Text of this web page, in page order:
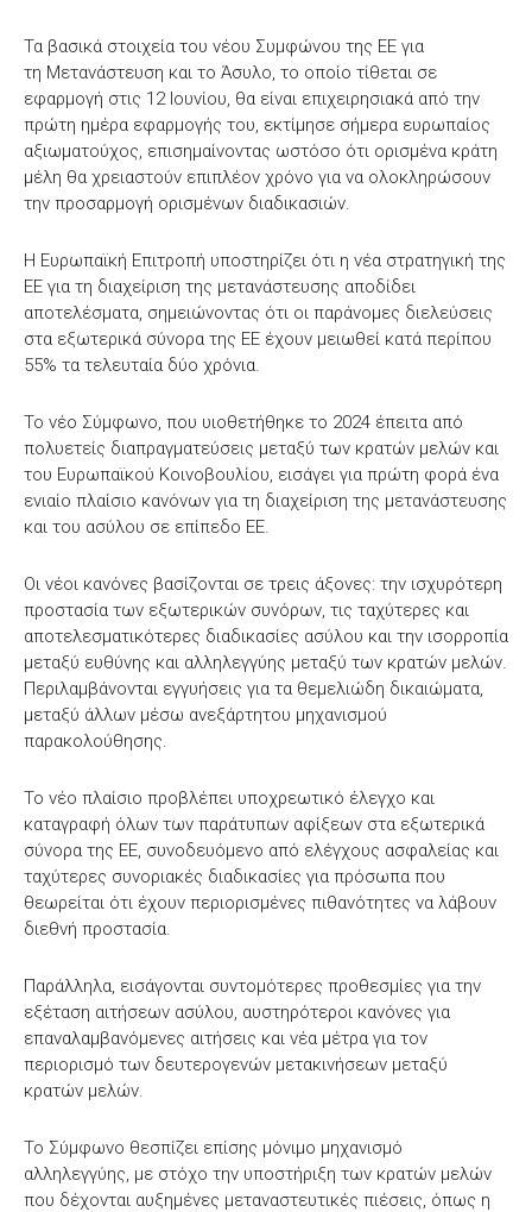
Τα βασικά στοιχεία του νέου Συμφώνου της ΕΕ για
τη Μετανάστευση και το Άσυλο, το οποίο τίθεται σε
εφαρμογή στις 12 Ιουνίου, θα είναι επιχειρησιακά από την
πρώτη ημέρα εφαρμογής του, εκτίμησε σήμερα ευρωπαίος
αξιωματούχος, επισημαίνοντας ωστόσο ότι ορισμένα κράτη
μέλη θα χρειαστούν επιπλέον χρόνο για να ολοκληρώσουν
την προσαρμογή ορισμένων διαδικασιών.
Η Ευρωπαϊκή Επιτροπή υποστηρίζει ότι η νέα στρατηγική της
ΕΕ για τη διαχείριση της μετανάστευσης αποδίδει
αποτελέσματα, σημειώνοντας ότι οι παράνομες διελεύσεις
στα εξωτερικά σύνορα της ΕΕ έχουν μειωθεί κατά περίπου
55% τα τελευταία δύο χρόνια.
Το νέο Σύμφωνο, που υιοθετήθηκε το 2024 έπειτα από
πολυετείς διαπραγματεύσεις μεταξύ των κρατών μελών και
του Ευρωπαϊκού Κοινοβουλίου, εισάγει για πρώτη φορά ένα
ενιαίο πλαίσιο κανόνων για τη διαχείριση της μετανάστευσης
και του ασύλου σε επίπεδο ΕΕ.
Οι νέοι κανόνες βασίζονται σε τρεις άξονες: την ισχυρότερη
προστασία των εξωτερικών συνόρων, τις ταχύτερες και
αποτελεσματικότερες διαδικασίες ασύλου και την ισορροπία
μεταξύ ευθύνης και αλληλεγγύης μεταξύ των κρατών μελών.
Περιλαμβάνονται εγγυήσεις για τα θεμελιώδη δικαιώματα,
μεταξύ άλλων μέσω ανεξάρτητου μηχανισμού
παρακολούθησης.
Το νέο πλαίσιο προβλέπει υποχρεωτικό έλεγχο και
καταγραφή όλων των παράτυπων αφίξεων στα εξωτερικά
σύνορα της ΕΕ, συνοδευόμενο από ελέγχους ασφαλείας και
ταχύτερες συνοριακές διαδικασίες για πρόσωπα που
θεωρείται ότι έχουν περιορισμένες πιθανότητες να λάβουν
διεθνή προστασία.
Παράλληλα, εισάγονται συντομότερες προθεσμίες για την
εξέταση αιτήσεων ασύλου, αυστηρότεροι κανόνες για
επαναλαμβανόμενες αιτήσεις και νέα μέτρα για τον
περιορισμό των δευτερογενών μετακινήσεων μεταξύ
κρατών μελών.
Το Σύμφωνο θεσπίζει επίσης μόνιμο μηχανισμό
αλληλεγγύης, με στόχο την υποστήριξη των κρατών μελών
που δέχονται αυξημένες μεταναστευτικές πιέσεις, όπως η